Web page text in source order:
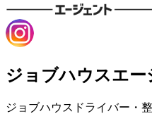
ジョブハウスエー
ジョブハウスドライバー・